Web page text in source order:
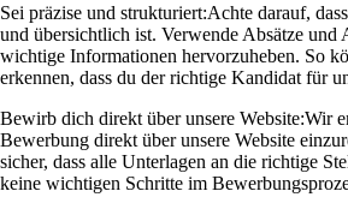
Sei präzise und strukturiert:Achte darauf,
und übersichtlich ist. Verwende Absätze und
wichtige Informationen hervorzuheben. So
erkennen, dass du der richtige Kandidat für
Bewirb dich direkt über unsere Website:Wir
Bewerbung direkt über unsere Website
sicher, dass alle Unterlagen an die richtige
keine wichtigen Schritte im